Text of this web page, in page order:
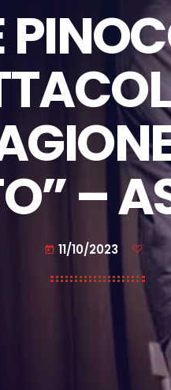
–
today 11/10/2023